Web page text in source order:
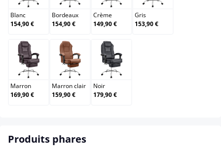
Blanc
154,90 €
Bordeaux
154,90 €
Crème
149,90 €
Gris
153,90 €
Marron
Marron
169,90 €
Marron clair
Marron clair
159,90 €
Noir
Noir
179,90 €
Produits phares